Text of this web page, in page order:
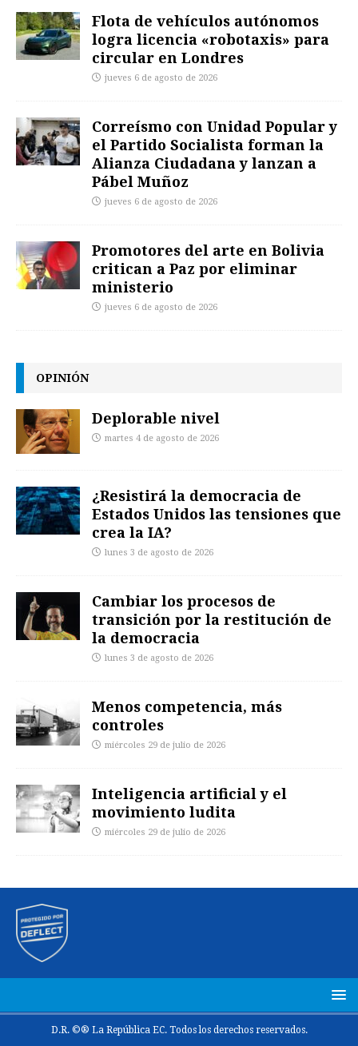
Flota de vehículos autónomos
logra licencia «robotaxis» para
circular en Londres
jueves 6 de agosto de 2026
Correísmo con Unidad Popular y
el Partido Socialista forman la
Alianza Ciudadana y lanzan a
Pábel Muñoz
jueves 6 de agosto de 2026
Promotores del arte en Bolivia
critican a Paz por eliminar
ministerio
jueves 6 de agosto de 2026
OPINIÓN
Deplorable nivel
martes 4 de agosto de 2026
¿Resistirá la democracia de
Estados Unidos las tensiones que
crea la IA?
lunes 3 de agosto de 2026
Cambiar los procesos de
transición por la restitución de
la democracia
lunes 3 de agosto de 2026
Menos competencia, más
controles
miércoles 29 de julio de 2026
Inteligencia artificial y el
movimiento ludita
miércoles 29 de julio de 2026
D.R. ©® La República EC. Todos los derechos reservados.